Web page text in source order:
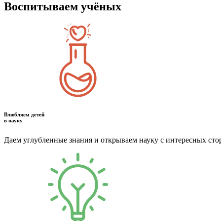
Воспитываем учёных
Влюбляем детей
в науку
Даем углубленные знания и открываем науку с интересных